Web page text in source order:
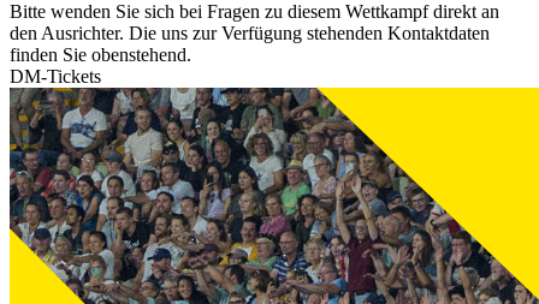
Bitte wenden Sie sich bei Fragen zu diesem Wettkampf direkt an
den Ausrichter. Die uns zur Verfügung stehenden Kontaktdaten
finden Sie obenstehend.
DM-Tickets